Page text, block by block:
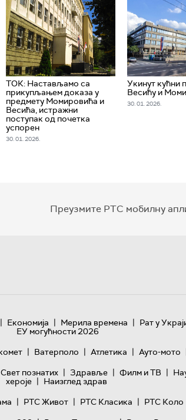
ТОК: Настављамо са
прикупљањем доказа у
предмету Момировића и
Весића, истражни
поступак од почетка
успорен
30. 01. 2026.
Укинут кућни
Весићу и
30. 01. 2026.
Преузмите РТС мобилну
| Економија | Мерила времена | Рат у
ЕУ могућности 2026
| Ватерполо | Атлетика | Ауто-мото
Свет познатих | Здравље | Филм и ТВ |
хероје | Наизглед здрав
| РТС Живот | РТС Класика | РТС Коло